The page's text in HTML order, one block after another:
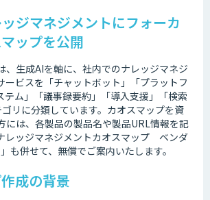
ジマネジメントにフォーカ
ップを公開
、生成AIを軸に、社内でのナレッジマネジ
ービスを「チャットボット」「プラットフ
テム」「議事録要約」「導入支援」「検索
リに分類しています。カオスマップを資
には、各製品の製品名や製品URL情報を記
レッジマネジメントカオスマップ ベンダ
も併せて、無償でご案内いたします。
成の背景